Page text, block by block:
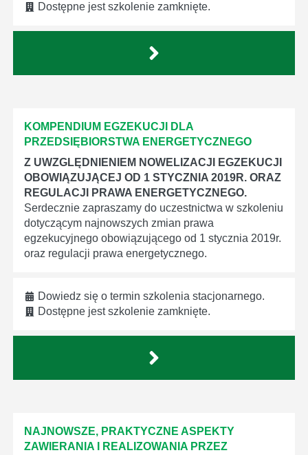
Dostępne jest szkolenie zamknięte.
KOMPENDIUM EGZEKUCJI DLA
PRZEDSIĘBIORSTWA ENERGETYCZNEGO
Z UWZGLĘDNIENIEM NOWELIZACJI EGZEKUCJI
OBOWIĄZUJĄCEJ OD 1 STYCZNIA 2019R. ORAZ
REGULACJI PRAWA ENERGETYCZNEGO.
Serdecznie zapraszamy do uczestnictwa w szkoleniu
dotyczącym najnowszych zmian prawa
egzekucyjnego obowiązującego od 1 stycznia 2019r.
oraz regulacji prawa energetycznego.
Dowiedz się o termin szkolenia stacjonarnego.
Dostępne jest szkolenie zamknięte.
NAJNOWSZE, PRAKTYCZNE ASPEKTY
ZAWIERANIA I REALIZOWANIA PRZEZ